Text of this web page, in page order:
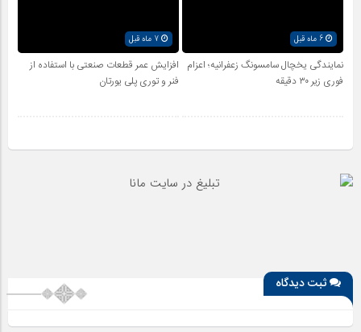
6 ماه قبل
نمایندگی یخچال سامسونگ زعفرانیه؛ اعزام
فوری زیر ۳۰ دقیقه
افزایش عمر قطعات صنعتی با استفاده از
فنر و توری پلی یورتان
ثبت دیدگاه